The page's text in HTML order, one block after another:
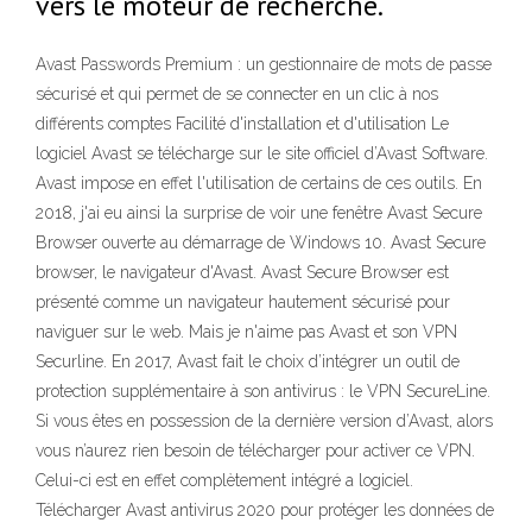
Avast Passwords Premium : un gestionnaire de mots de passe
sécurisé et qui permet de se connecter en un clic à nos
différents comptes Facilité d'installation et d'utilisation Le
logiciel Avast se télécharge sur le site officiel d’Avast Software.
Avast impose en effet l'utilisation de certains de ces outils. En
2018, j'ai eu ainsi la surprise de voir une fenêtre Avast Secure
Browser ouverte au démarrage de Windows 10. Avast Secure
browser, le navigateur d'Avast. Avast Secure Browser est
présenté comme un navigateur hautement sécurisé pour
naviguer sur le web. Mais je n'aime pas Avast et son VPN
Securline. En 2017, Avast fait le choix d’intégrer un outil de
protection supplémentaire à son antivirus : le VPN SecureLine.
Si vous êtes en possession de la dernière version d’Avast, alors
vous n’aurez rien besoin de télécharger pour activer ce VPN.
Celui-ci est en effet complètement intégré a logiciel.
Télécharger Avast antivirus 2020 pour protéger les données de